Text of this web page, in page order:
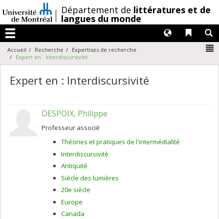
au
contenu
/Département de littératures et de
langues du monde
Menu
Liens
Langues
Accueil Recherche
Expertises de recherche
Expert en : Interdiscursivité
Expert en : Interdiscursivité
DESPOIX, Philippe
Professeur associé
Théories et pratiques de l'intermédialité
Interdiscursivité
Antiquité
Siècle des lumières
20e siècle
Europe
Canada